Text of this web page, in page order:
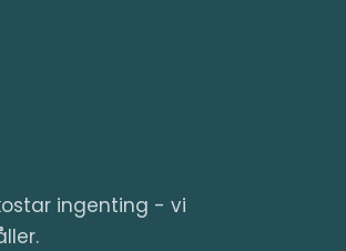
ingenting - vi